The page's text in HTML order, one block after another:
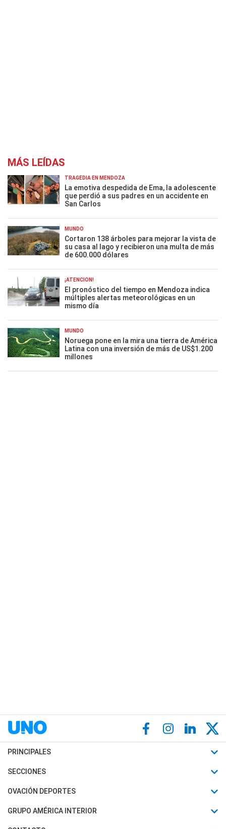
MÁS LEÍDAS
TRAGEDIA EN MENDOZA
La emotiva despedida de Ema, la adolescente
que perdió a sus padres en un accidente en
San Carlos
MUNDO
Cortaron 138 árboles para mejorar la vista de
su casa al lago y recibieron una multa de más
de 600.000 dólares
¡ATENCIÓN!
El pronóstico del tiempo en Mendoza indica
múltiples alertas meteorológicas en un
mismo día
MUNDO
Noruega pone en la mira una tierra de América
Latina con una inversión de más de US$1.200
millones
PRINCIPALES
Últimas Noticias
Política
SECCIONES
Horóscopo
Motores
OVACIÓN DEPORTES
Fútbol
Mundial
GRUPO AMÉRICA INTERIOR